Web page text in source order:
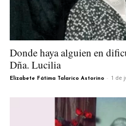
Donde haya alguien en
Dña. Lucilia
Elizabete Fátima Talarico Astorino - 1 de